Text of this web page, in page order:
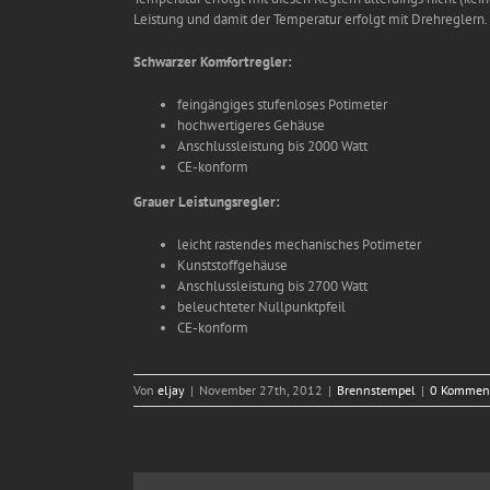
Leistung und damit der Temperatur erfolgt mit Drehreglern.
Schwarzer Komfortregler:
feingängiges stufenloses Potimeter
hochwertigeres Gehäuse
Anschlussleistung bis 2000 Watt
CE-konform
Grauer Leistungsregler:
leicht rastendes mechanisches Potimeter
Kunststoffgehäuse
Anschlussleistung bis 2700 Watt
beleuchteter Nullpunktpfeil
CE-konform
Von eljay | November 27th, 2012 | Brennstempel | 0